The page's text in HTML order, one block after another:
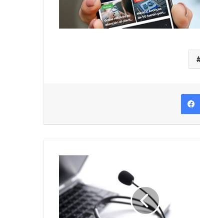
Colombia:
Empresa
de
Contact
Center
dispone